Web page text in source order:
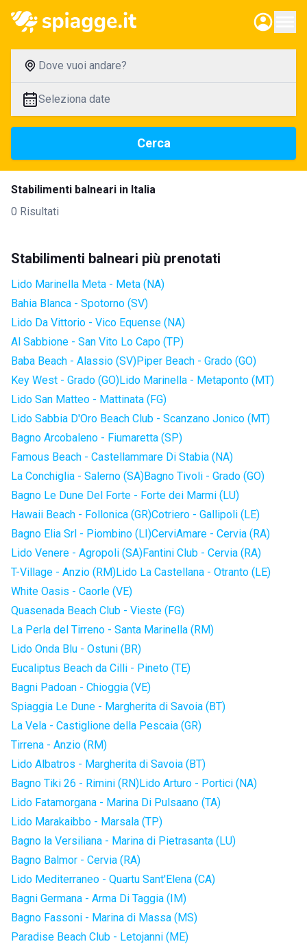
Dove vuoi andare?
Seleziona date
Cerca
Stabilimenti balneari in Italia
0 Risultati
Stabilimenti balneari più prenotati
Lido Marinella Meta - Meta (NA)
Bahia Blanca - Spotorno (SV)
Lido Da Vittorio - Vico Equense (NA)
Al Sabbione - San Vito Lo Capo (TP)
Baba Beach - Alassio (SV)Piper Beach - Grado (GO)
Key West - Grado (GO)Lido Marinella - Metaponto (MT)
Lido San Matteo - Mattinata (FG)
Lido Sabbia D'Oro Beach Club - Scanzano Jonico (MT)
Bagno Arcobaleno - Fiumaretta (SP)
Famous Beach - Castellammare Di Stabia (NA)
La Conchiglia - Salerno (SA)Bagno Tivoli - Grado (GO)
Bagno Le Dune Del Forte - Forte dei Marmi (LU)
Hawaii Beach - Follonica (GR)Cotriero - Gallipoli (LE)
Bagno Elia Srl - Piombino (LI)CerviAmare - Cervia (RA)
Lido Venere - Agropoli (SA)Fantini Club - Cervia (RA)
T-Village - Anzio (RM)Lido La Castellana - Otranto (LE)
White Oasis - Caorle (VE)
Quasenada Beach Club - Vieste (FG)
La Perla del Tirreno - Santa Marinella (RM)
Lido Onda Blu - Ostuni (BR)
Eucaliptus Beach da Cilli - Pineto (TE)
Bagni Padoan - Chioggia (VE)
Spiaggia Le Dune - Margherita di Savoia (BT)
La Vela - Castiglione della Pescaia (GR)
Tirrena - Anzio (RM)
Lido Albatros - Margherita di Savoia (BT)
Bagno Tiki 26 - Rimini (RN)Lido Arturo - Portici (NA)
Lido Fatamorgana - Marina Di Pulsaano (TA)
Lido Marakaibbo - Marsala (TP)
Bagno la Versiliana - Marina di Pietrasanta (LU)
Bagno Balmor - Cervia (RA)
Lido Mediterraneo - Quartu Sant'Elena (CA)
Bagni Germana - Arma Di Taggia (IM)
Bagno Fassoni - Marina di Massa (MS)
Paradise Beach Club - Letojanni (ME)